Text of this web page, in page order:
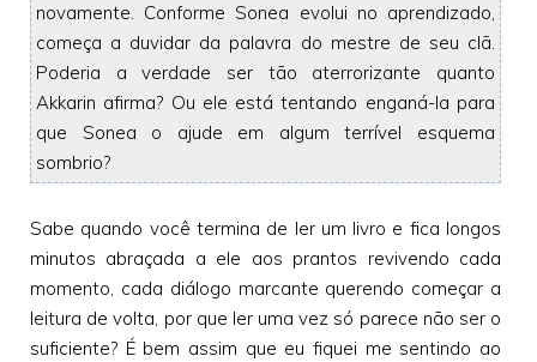
novamente. Conforme Sonea evolui no aprendizado,
começa a duvidar da palavra do mestre de seu clã.
Poderia a verdade ser tão aterrorizante quanto
Akkarin afirma? Ou ele está tentando enganá-la para
que Sonea o ajude em algum terrível esquema
sombrio?
Sabe quando você termina de ler um livro e fica longos
minutos abraçada a ele aos prantos revivendo cada
momento, cada diálogo marcante querendo começar a
leitura de volta, por que ler uma vez só parece não ser o
suficiente? É bem assim que eu fiquei me sentindo ao